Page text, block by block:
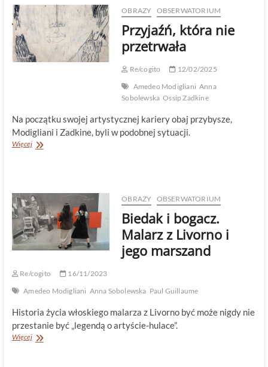
OBRAZY OBSERWATORIUM
Przyjaźń, która nie
przetrwała
Re/cogito
12/02/2025
Amedeo Modigliani Anna
Sobolewska Ossip Zadkine
Na początku swojej artystycznej kariery obaj przybysze,
Modigliani i Zadkine, byli w podobnej sytuacji.
WięcejPrzyjaźń,
OBRAZY OBSERWATORIUM
Biedak i bogacz.
Malarz z Livorno i
jego marszand
Re/cogito
16/11/2023
Amedeo Modigliani Anna Sobolewska Paul Guillaume
Historia życia włoskiego malarza z Livorno być może nigdy nie
przestanie być „legendą o artyście-hulace”.
WięcejBiedak